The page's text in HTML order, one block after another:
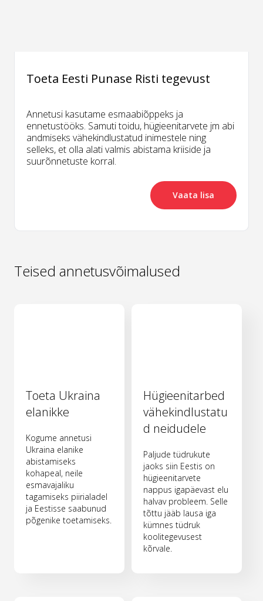
Toeta Eesti Punase Risti tegevust
Annetusi kasutame esmaabiõppeks ja
ennetustööks. Samuti toidu, hügieenitarvete jm abi
andmiseks vähekindlustatud inimestele ning
selleks, et olla alati valmis abistama kriiside ja
suurõnnetuste korral.
Vaata lisa
Teised annetusvõimalused
Toeta Ukraina
elanikke
Kogume annetusi
Ukraina elanike
abistamiseks
kohapeal, neile
esmavajaliku
tagamiseks piirialadel
ja Eestisse saabunud
põgenike toetamiseks.
Hügieenitarbed
vähekindlustatu
d neidudele
Paljude tüdrukute
jaoks siin Eestis on
hügieenitarvete
nappus igapäevast elu
halvav probleem. Selle
tõttu jääb lausa iga
kümnes tüdruk
koolitegevusest
kõrvale.